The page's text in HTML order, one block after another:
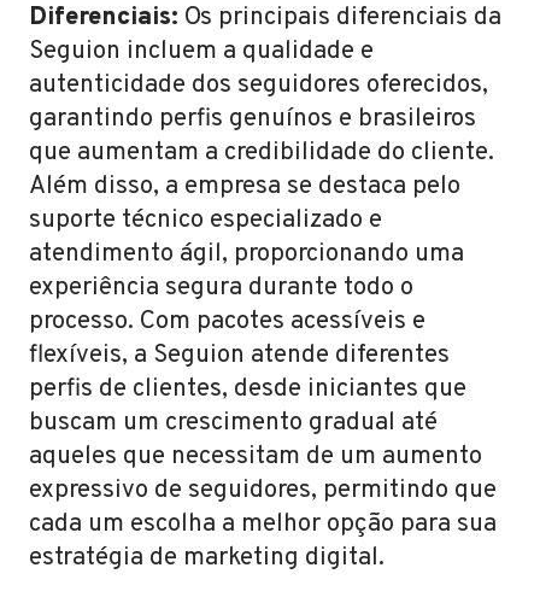
Diferenciais: Os principais diferenciais da
Seguion incluem a qualidade e
autenticidade dos seguidores oferecidos,
garantindo perfis genuínos e brasileiros
que aumentam a credibilidade do cliente.
Além disso, a empresa se destaca pelo
suporte técnico especializado e
atendimento ágil, proporcionando uma
experiência segura durante todo o
processo. Com pacotes acessíveis e
flexíveis, a Seguion atende diferentes
perfis de clientes, desde iniciantes que
buscam um crescimento gradual até
aqueles que necessitam de um aumento
expressivo de seguidores, permitindo que
cada um escolha a melhor opção para sua
estratégia de marketing digital.